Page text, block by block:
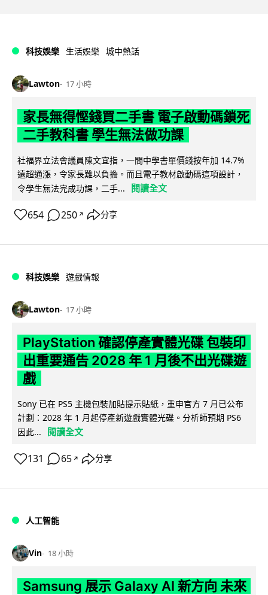
科技娛樂 生活娛樂 城中熱話
Lawton 17 小時
家長無得慳錢買二手書 電子啟動碼鎖死
二手教科書 學生無法做功課
社福界立法會議員陳文宜指，一間中學書單價錢按年加 14.7%
遠超通漲，令家長難以負擔。而且電子教材啟動碼這項設計，
令學生無法完成功課，二手...
閱讀全文
654 250 ↗ 分享
科技娛樂 遊戲情報
Lawton 17 小時
PlayStation 確認停產實體光碟 包裝印
出重要通告 2028 年 1 月後不出光碟遊
戲
Sony 已在 PS5 主機包裝加貼提示貼紙，重申官方 7 月已公布
計劃：2028 年 1 月起停產新遊戲實體光碟。分析師預期 PS6
因此...
閱讀全文
131 65 ↗ 分享
人工智能
Vin 18 小時
Samsung 展示 Galaxy AI 新方向 未來